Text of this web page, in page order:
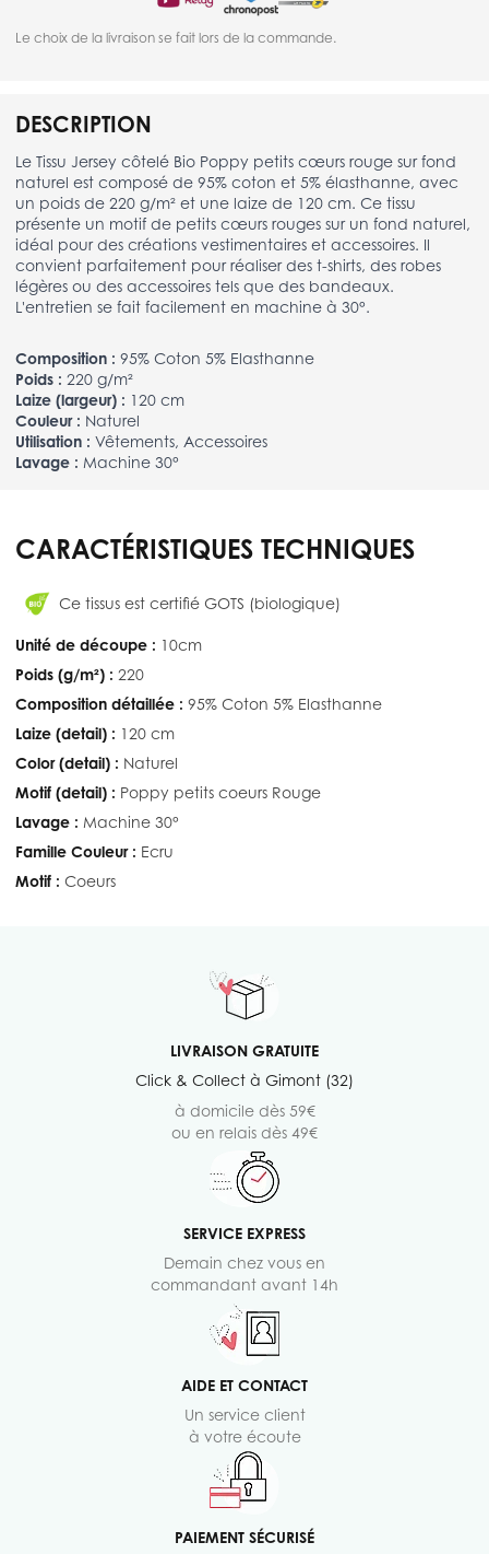
Le choix de la livraison se fait lors de la commande.
DESCRIPTION
Le Tissu Jersey côtelé Bio Poppy petits cœurs rouge sur fond
naturel est composé de 95% coton et 5% élasthanne, avec
un poids de 220 g/m² et une laize de 120 cm. Ce tissu
présente un motif de petits cœurs rouges sur un fond naturel,
idéal pour des créations vestimentaires et accessoires. Il
convient parfaitement pour réaliser des t-shirts, des robes
légères ou des accessoires tels que des bandeaux.
L'entretien se fait facilement en machine à 30°.
Composition : 95% Coton 5% Elasthanne
Poids : 220 g/m²
Laize (largeur) : 120 cm
Couleur : Naturel
Utilisation : Vêtements, Accessoires
Lavage : Machine 30°
CARACTÉRISTIQUES TECHNIQUES
Ce tissus est certifié GOTS (biologique)
Unité de découpe : 10cm
Poids (g/m²) : 220
Composition détaillée : 95% Coton 5% Elasthanne
Laize (detail) : 120 cm
Color (detail) : Naturel
Motif (detail) : Poppy petits coeurs Rouge
Lavage : Machine 30°
Famille Couleur : Ecru
Motif : Coeurs
LIVRAISON GRATUITE
Click & Collect à Gimont (32)
à domicile dès 59€
ou en relais dès 49€
SERVICE EXPRESS
Demain chez vous en
commandant avant 14h
AIDE ET CONTACT
Un service client
à votre écoute
PAIEMENT SÉCURISÉ